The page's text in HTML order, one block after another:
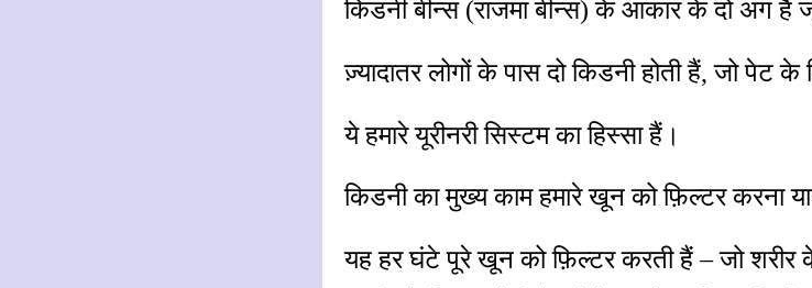
किडनी बीन्स (राजमा बीन्स) के आकार के दो अंग हैं
ज़्यादातर लोगों के पास दो किडनी होती हैं, जो पेट
ये हमारे यूरीनरी सिस्टम का हिस्सा हैं।
किडनी का मुख्य काम हमारे खून को फ़िल्टर करना
यह हर घंटे पूरे खून को फ़िल्टर करती हैं – जो